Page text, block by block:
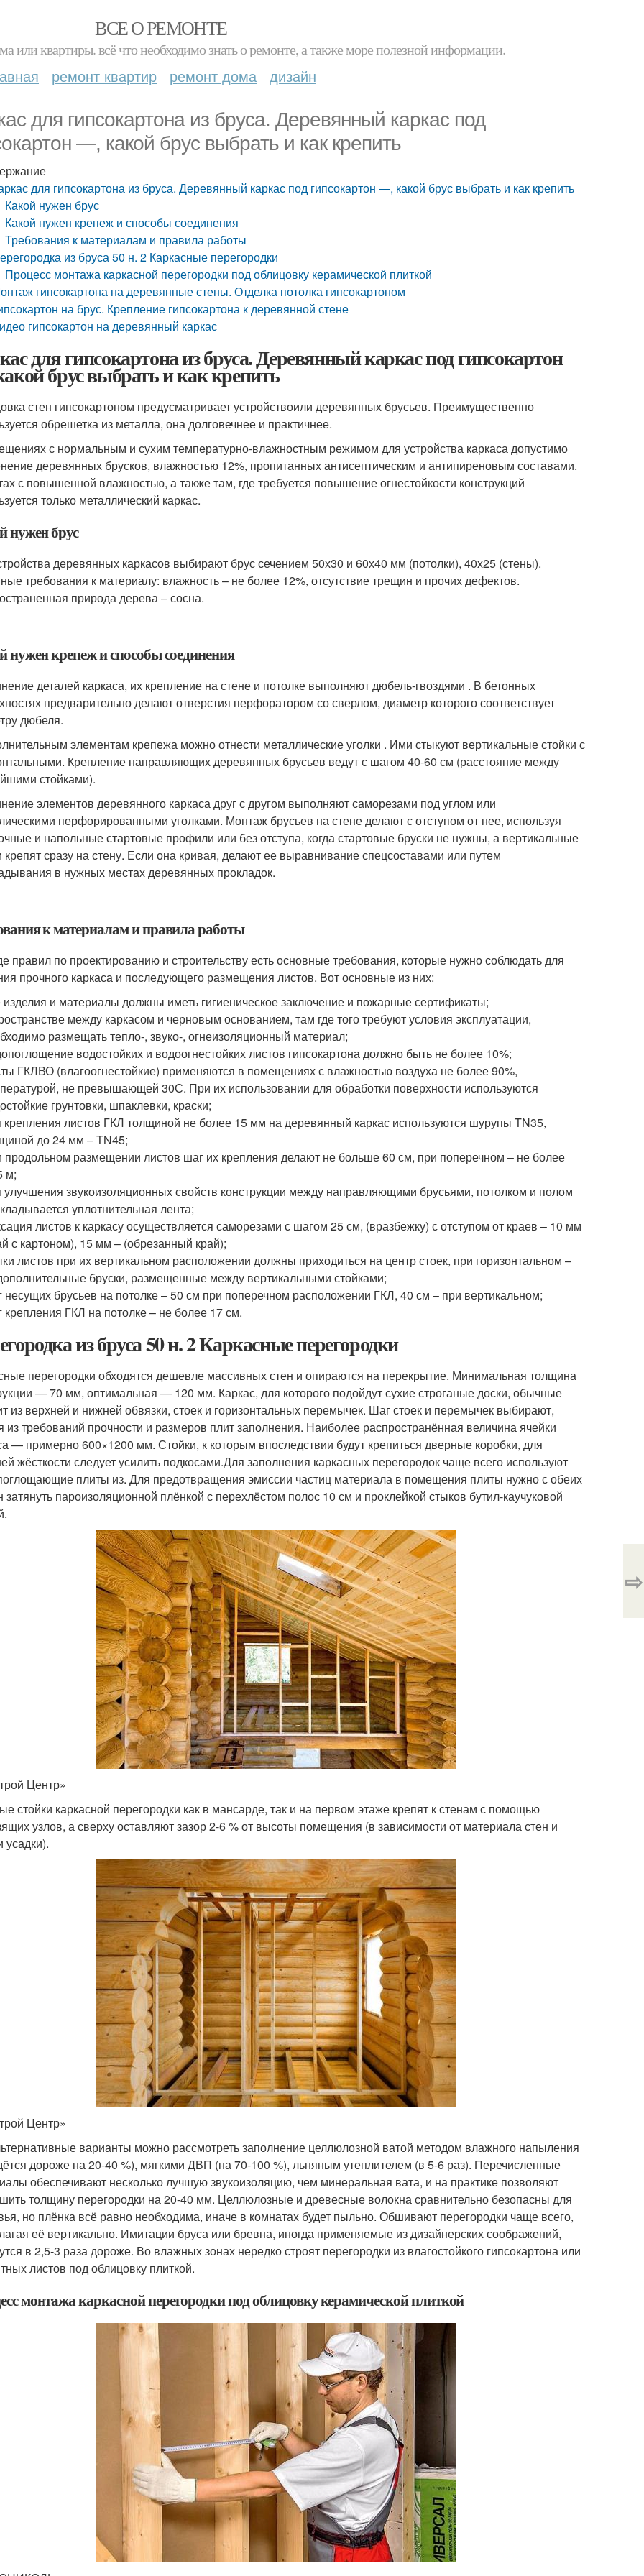
ВСЕ О РЕМОНТЕ
или квартиры. всё что необходимо знать о ремонте, а также море полезной информации.
ремонт квартир ремонт дома дизайн
для гипсокартона из бруса. Деревянный каркас под
—, какой брус выбрать и как крепить
для гипсокартона из бруса. Деревянный каркас под гипсокартон —, какой брус выбрать и как крепить
Какой нужен брус
Какой нужен крепеж и способы соединения
Требования к материалам и правила работы
из бруса 50 н. 2 Каркасные перегородки
Процесс монтажа каркасной перегородки под облицовку керамической плиткой
гипсокартона на деревянные стены. Отделка потолка гипсокартоном
на брус. Крепление гипсокартона к деревянной стене
гипсокартон на деревянный каркас
для гипсокартона из бруса. Деревянный каркас под гипсокартон
брус выбрать и как крепить
стен гипсокартоном предусматривает устройствоили деревянных брусьев. Преимущественно
обрешетка из металла, она долговечнее и практичнее.
с нормальным и сухим температурно-влажностным режимом для устройства каркаса допустимо
деревянных брусков, влажностью 12%, пропитанных антисептическим и антипиреновым составами.
с повышенной влажностью, а также там, где требуется повышение огнестойкости конструкций
только металлический каркас.
нужен брус
деревянных каркасов выбирают брус сечением 50х30 и 60х40 мм (потолки), 40х25 (стены).
требования к материалу: влажность – не более 12%, отсутствие трещин и прочих дефектов.
природа дерева – сосна.
нужен крепеж и способы соединения
деталей каркаса, их крепление на стене и потолке выполняют дюбель-гвоздями . В бетонных
предварительно делают отверстия перфоратором со сверлом, диаметр которого соответствует
дюбеля.
элементам крепежа можно отнести металлические уголки . Ими стыкуют вертикальные стойки с
Крепление направляющих деревянных брусьев ведут с шагом 40-60 см (расстояние между
стойками).
элементов деревянного каркаса друг с другом выполняют саморезами под углом или
перфорированными уголками. Монтаж брусьев на стене делают с отступом от нее, используя
и напольные стартовые профили или без отступа, когда стартовые бруски не нужны, а вертикальные
крепят сразу на стену. Если она кривая, делают ее выравнивание спецсоставами или путем
в нужных местах деревянных прокладок.
к материалам и правила работы
правил по проектированию и строительству есть основные требования, которые нужно соблюдать для
прочного каркаса и последующего размещения листов. Вот основные из них:
изделия и материалы должны иметь гигиеническое заключение и пожарные сертификаты;
между каркасом и черновым основанием, там где того требуют условия эксплуатации,
размещать тепло-, звуко-, огнеизоляционный материал;
водостойких и водоогнестойких листов гипсокартона должно быть не более 10%;
ГКЛВО (влагоогнестойкие) применяются в помещениях с влажностью воздуха не более 90%,
не превышающей 30С. При их использовании для обработки поверхности используются
грунтовки, шпаклевки, краски;
крепления листов ГКЛ толщиной не более 15 мм на деревянный каркас используются шурупы TN35,
до 24 мм – TN45;
продольном размещении листов шаг их крепления делают не больше 60 см, при поперечном – не более
м;
звукоизоляционных свойств конструкции между направляющими брусьями, потолком и полом
уплотнительная лента;
листов к каркасу осуществляется саморезами с шагом 25 см, (вразбежку) с отступом от краев – 10 мм
с картоном), 15 мм – (обрезанный край);
листов при их вертикальном расположении должны приходиться на центр стоек, при горизонтальном –
бруски, размещенные между вертикальными стойками;
несущих брусьев на потолке – 50 см при поперечном расположении ГКЛ, 40 см – при вертикальном;
крепления ГКЛ на потолке – не более 17 см.
из бруса 50 н. 2 Каркасные перегородки
перегородки обходятся дешевле массивных стен и опираются на перекрытие. Минимальная толщина
— 70 мм, оптимальная — 120 мм. Каркас, для которого подойдут сухие строганые доски, обычные
из верхней и нижней обвязки, стоек и горизонтальных перемычек. Шаг стоек и перемычек выбирают,
из требований прочности и размеров плит заполнения. Наиболее распространённая величина ячейки
— примерно 600×1200 мм. Стойки, к которым впоследствии будут крепиться дверные коробки, для
жёсткости следует усилить подкосами.Для заполнения каркасных перегородок чаще всего используют
плиты из. Для предотвращения эмиссии частиц материала в помещения плиты нужно с обеих
затянуть пароизоляционной плёнкой с перехлёстом полос 10 см и проклейкой стыков бутил-каучуковой
Центр»
стойки каркасной перегородки как в мансарде, так и на первом этаже крепят к стенам с помощью
узлов, а сверху оставляют зазор 2-6 % от высоты помещения (в зависимости от материала стен и
усадки).
Центр»
варианты можно рассмотреть заполнение целлюлозной ватой методом влажного напыления
дороже на 20-40 %), мягкими ДВП (на 70-100 %), льняным утеплителем (в 5-6 раз). Перечисленные
обеспечивают несколько лучшую звукоизоляцию, чем минеральная вата, и на практике позволяют
толщину перегородки на 20-40 мм. Целлюлозные и древесные волокна сравнительно безопасны для
но плёнка всё равно необходима, иначе в комнатах будет пыльно. Обшивают перегородки чаще всего,
её вертикально. Имитации бруса или бревна, иногда применяемые из дизайнерских соображений,
в 2,5-3 раза дороже. Во влажных зонах нередко строят перегородки из влагостойкого гипсокартона или
листов под облицовку плиткой.
монтажа каркасной перегородки под облицовку керамической плиткой
⇨